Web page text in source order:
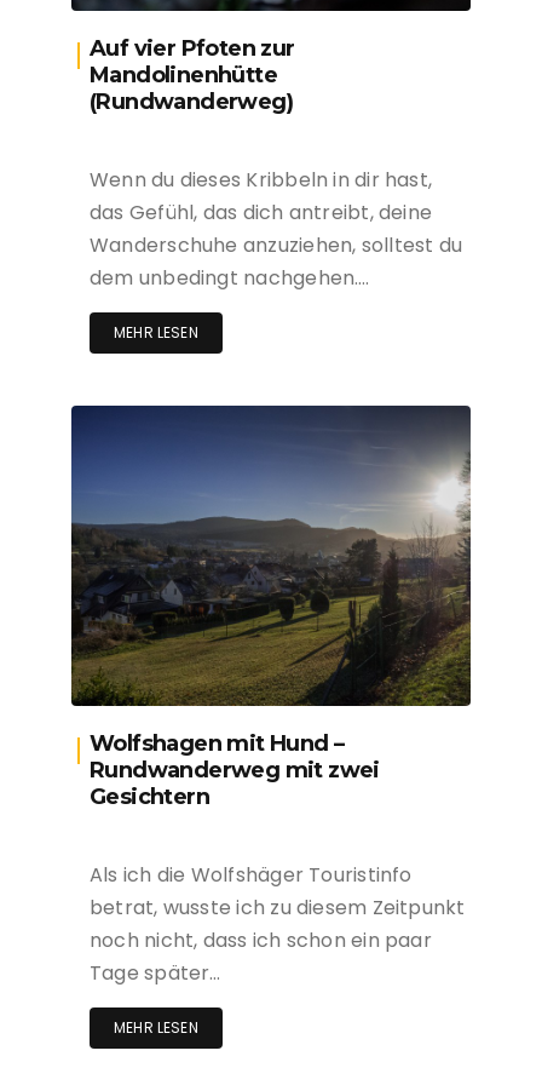
Auf vier Pfoten zur
Mandolinenhütte
(Rundwanderweg)
Wenn du dieses Kribbeln in dir hast,
das Gefühl, das dich antreibt, deine
Wanderschuhe anzuziehen, solltest du
dem unbedingt nachgehen….
MEHR LESEN
Wolfshagen mit Hund –
Rundwanderweg mit zwei
Gesichtern
Als ich die Wolfshäger Touristinfo
betrat, wusste ich zu diesem Zeitpunkt
noch nicht, dass ich schon ein paar
Tage später…
MEHR LESEN